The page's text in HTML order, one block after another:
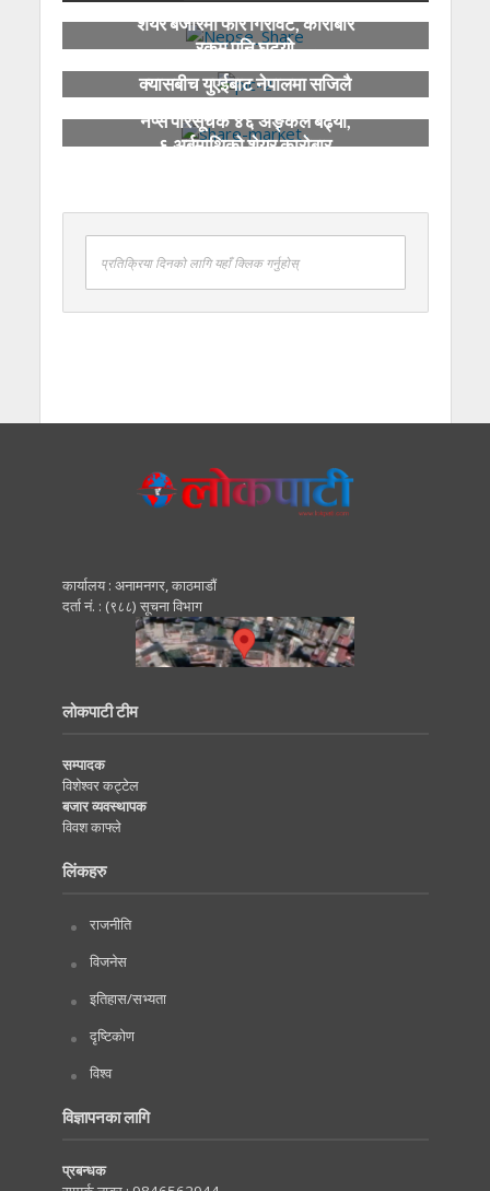
शेयर बजारमा फेरि गिरावट, कारोबार
रकम पनि घट्यो
क्यासबीच युएईबाट नेपालमा सजिलै
नेप्से परिसूचक ४६ अङ्कले बढ्यो,
६ अर्बमाथिको शेयर कारोबार
प्रतिक्रिया दिनको लागि यहाँ क्लिक गर्नुहोस्
कार्यालय : अनामनगर, काठमाडाैं
दर्ता नं. : (९८८) सूचना विभाग
लोकपाटी टीम
सम्पादक
विशेश्वर कट्टेल
बजार व्यवस्थापक
विवश काफ्ले
लिंकहरु
राजनीति
विजनेस
इतिहास/सभ्यता
दृष्टिकोण
विश्व
विज्ञापनका लागि
प्रबन्धक